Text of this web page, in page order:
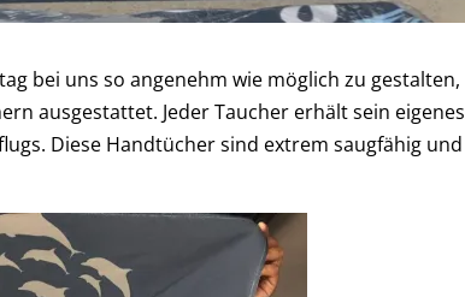
bei uns so angenehm wie möglich zu gestalten,
ausgestattet. Jeder Taucher erhält sein eigenes
Diese Handtücher sind extrem saugfähig und